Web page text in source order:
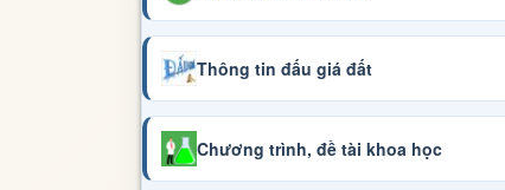
Thông tin đấu giá đất
Chương trình, đề tài khoa học